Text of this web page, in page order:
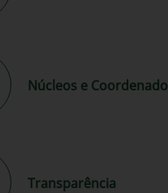
Núcleos e
Transparência